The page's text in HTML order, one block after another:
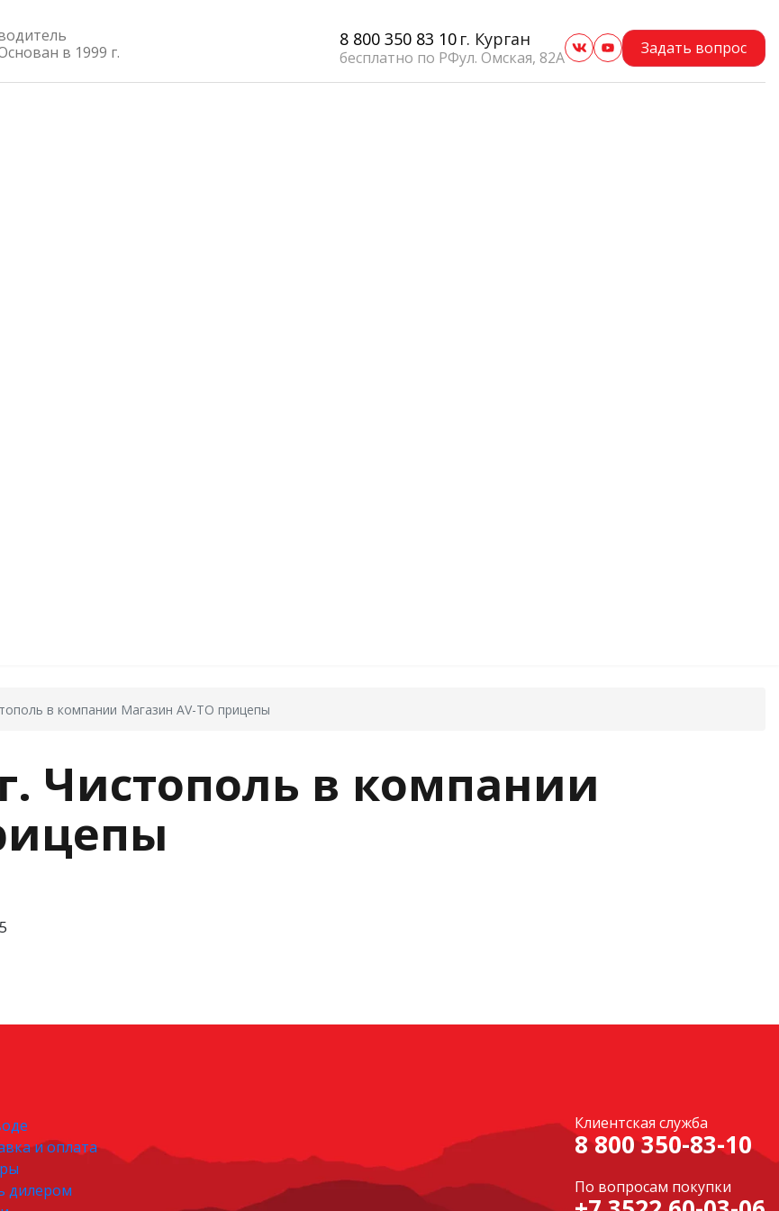
в 1999 г.
8 800 350 83 10
бесплатно по РФ
г. Курган
ул. Омская, 82А
Задать вопрос
в компании Магазин AV-TO прицепы
Чистополь в компании
и оплата
дилером
Клиентская служба
8 800 350-83-10
По вопросам покупки